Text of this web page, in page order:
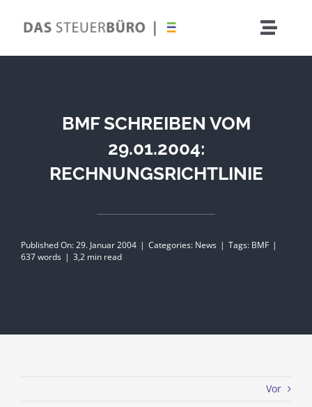
Inhalt
Toggle
BMF SCHREIBEN VOM
29.01.2004:
RECHNUNGSRICHTLINIE
Published On: 29. Januar 2004 | Categories: News | Tags: BMF |
637 words | 3,2 min read
Vor